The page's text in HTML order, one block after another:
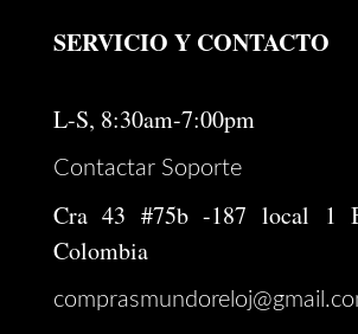
SERVICIO Y CONTACTO
L-S, 8:30am-7:00pm
Contactar Soporte
Cra 43 #75b -187 local 1
Colombia